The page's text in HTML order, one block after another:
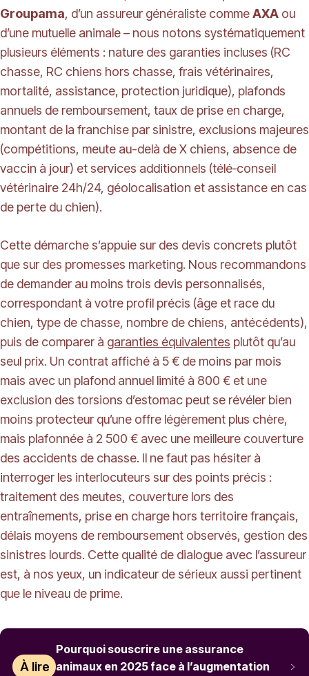
Groupama, d’un assureur généraliste commeAXA ou
d’une mutuelle animale – nous notons systématiquement
plusieurs éléments : nature des garanties incluses (RC
chasse, RC chiens hors chasse, frais vétérinaires,
mortalité, assistance, protection juridique), plafonds
annuels de remboursement, taux de prise en charge,
montant de la franchise par sinistre, exclusions majeures
(compétitions, meute au-delà de X chiens, absence de
vaccin à jour) et services additionnels (télé‑conseil
vétérinaire 24h/24, géolocalisation et assistance en cas
de perte du chien).
Cette démarche s’appuie sur des devis concrets plutôt
que sur des promesses marketing. Nous recommandons
de demander au moins trois devis personnalisés,
correspondant à votre profil précis (âge et race du
chien, type de chasse, nombre de chiens, antécédents),
puis de comparer à garanties équivalentes plutôt qu’au
seul prix. Un contrat affiché à 5 € de moins par mois
mais avec un plafond annuel limité à 800 € et une
exclusion des torsions d’estomac peut se révéler bien
moins protecteur qu’une offre légèrement plus chère,
mais plafonnée à 2 500 € avec une meilleure couverture
des accidents de chasse. Il ne faut pas hésiter à
interroger les interlocuteurs sur des points précis :
traitement des meutes, couverture lors des
entraînements, prise en charge hors territoire français,
délais moyens de remboursement observés, gestion des
sinistres lourds. Cette qualité de dialogue avec l’assureur
est, à nos yeux, un indicateur de sérieux aussi pertinent
que le niveau de prime.
À lire
Pourquoi souscrire une assurance
animaux en 2025 face à l’augmentation